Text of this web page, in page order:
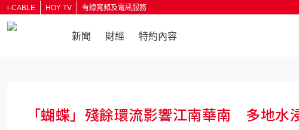
i-CABLE HOY TV 有線寬頻及電訊服務
新聞 財經 特約內容
「蝴蝶」殘餘環流影響江南華南 多地水